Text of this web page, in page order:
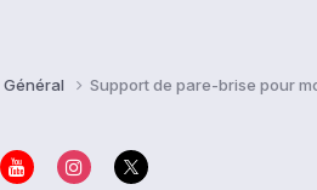
Support de pare-brise pour